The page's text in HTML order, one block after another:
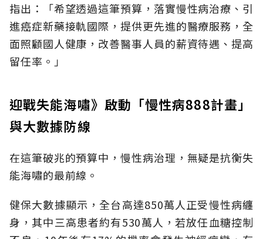
指出：「希望透過這筆預算，落實慢性病治療、引
進癌症新藥接軌國際，提供更先進的醫療服務，全
面照顧國人健康，改善醫事人員的薪資待遇、提高
留任率。」
迎戰失能海嘯》啟動「慢性病888計畫」
與大數據防線
在這筆破兆的預算中，慢性病治理，無疑是抗衡失
能海嘯的最前線。
健保大數據顯示，全台高達850萬人正受慢性病纏
身，其中三高患者約有530萬人，若放任血糖控制